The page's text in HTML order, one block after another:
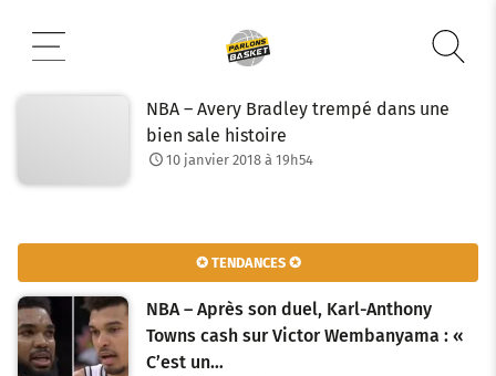
contenu
NBA – Avery Bradley trempé dans une
bien sale histoire
10 janvier 2018 à 19h54
✪ TENDANCES ✪
NBA – Après son duel, Karl-Anthony
Towns cash sur Victor Wembanyama : «
C’est un…